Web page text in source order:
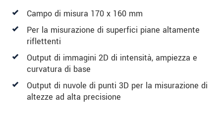
Campo di misura 170 x 160 mm
Per la misurazione di superfici piane altamente
riflettenti
Output di immagini 2D di intensità, ampiezza e
curvatura di base
Output di nuvole di punti 3D per la misurazione di
altezze ad alta precisione